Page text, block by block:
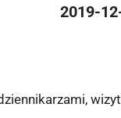
2019-